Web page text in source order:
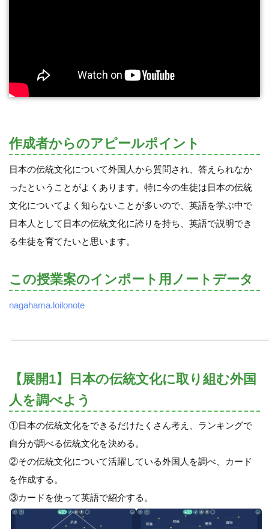
作成者からのアピールポイント
日本の伝統文化について外国人から質問され、答えられなか
ったということがよくあります。特に今の生徒は日本の伝統
文化についてよく知らないことが多いので、英語を学ぶ中で
日本人として日本の伝統文化に誇りを持ち、英語で説明でき
る生徒を育てたいと思います。
この授業案のインポート用ノートデータ
nagahama.loilonote
【展開1】日本の伝統文化に取り組む外国
人を調べよう
①日本の伝統文化をできるだけたくさん考え、ランキングで
自分が調べる伝統文化を決める。
②その伝統文化について活躍している外国人を調べ、カード
を作成する。
③カードを使って英語で紹介する。